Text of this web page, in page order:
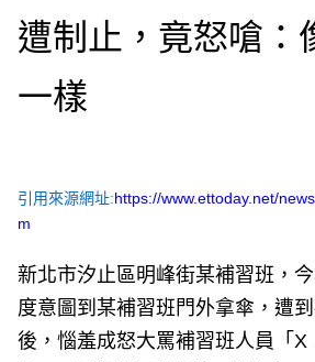
遭制止，竟怒嗆：
一樣
引用來源網址:https://www.ettoday.net/
m
新北市汐止區明峰街某補習班，
度意圖到某補習班門外拿傘，遭
後，惱羞成怒大罵補習班人員「X